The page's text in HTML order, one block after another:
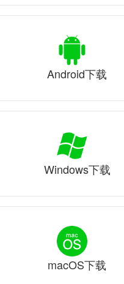
Android下载
Windows下载
macOS下载